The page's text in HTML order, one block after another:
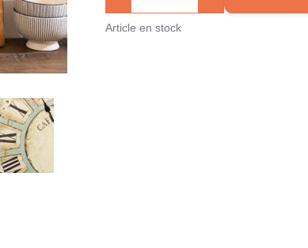
Article en stock